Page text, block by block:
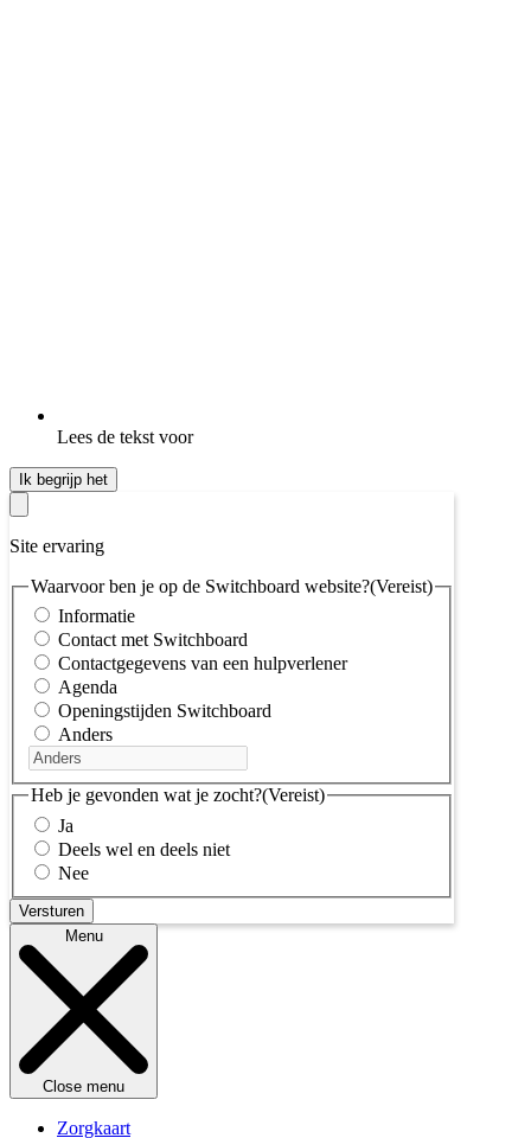
Lees de tekst voor
Ik begrijp het
Site ervaring
Waarvoor ben je op de Switchboard website?(Vereist)
Informatie
Contact met Switchboard
Contactgegevens van een hulpverlener
Agenda
Openingstijden Switchboard
Anders
Heb je gevonden wat je zocht?(Vereist)
Ja
Deels wel en deels niet
Nee
Menu
Close menu
Zorgkaart